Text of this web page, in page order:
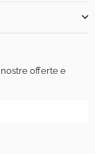
offerte e